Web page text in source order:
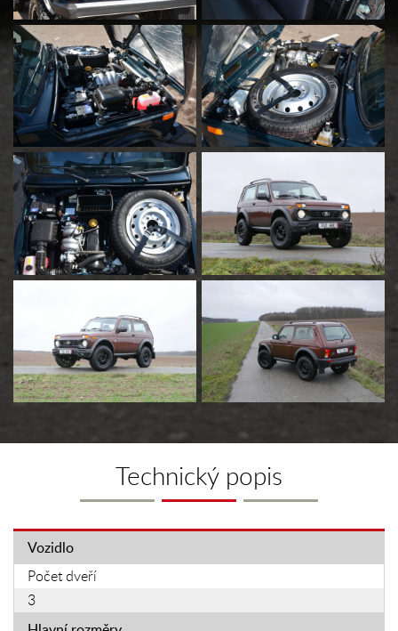
Technický popis
Vozidlo
Počet dveří
3